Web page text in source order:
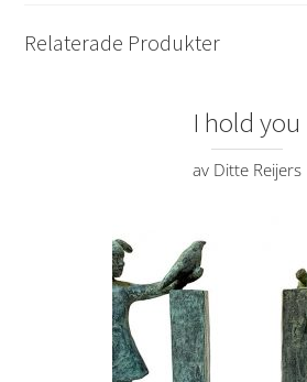
Relaterade Produkter
I hold you
av Ditte Reijers